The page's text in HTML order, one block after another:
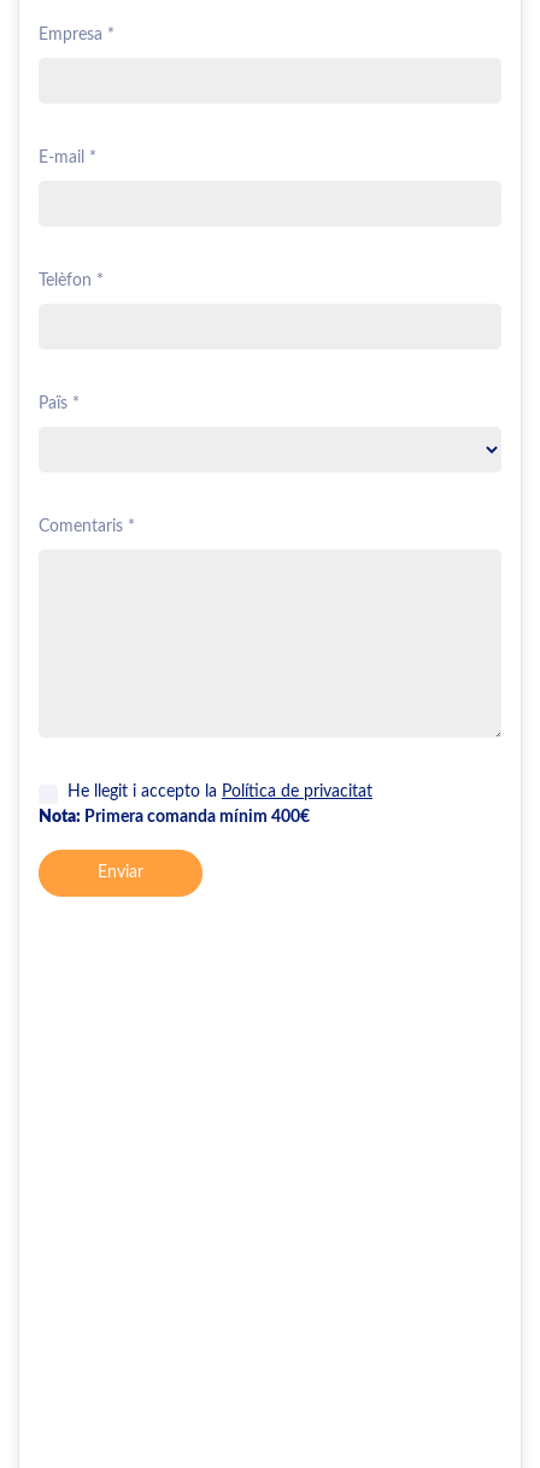
Empresa *
E-mail *
Telèfon *
Païs *
Comentaris *
He llegit i accepto la Política de privacitat
Nota: Primera comanda mínim 400€
Enviar